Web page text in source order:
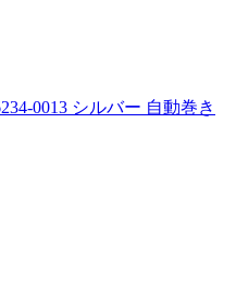
0013 シルバー 自動巻き